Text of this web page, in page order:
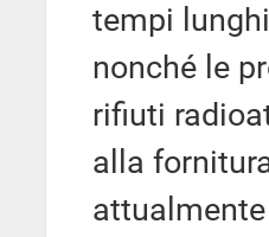
tempi
nonché le
rifiuti
alla